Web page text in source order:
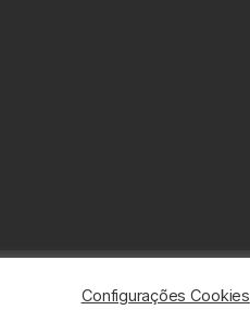
Configurações Cookies